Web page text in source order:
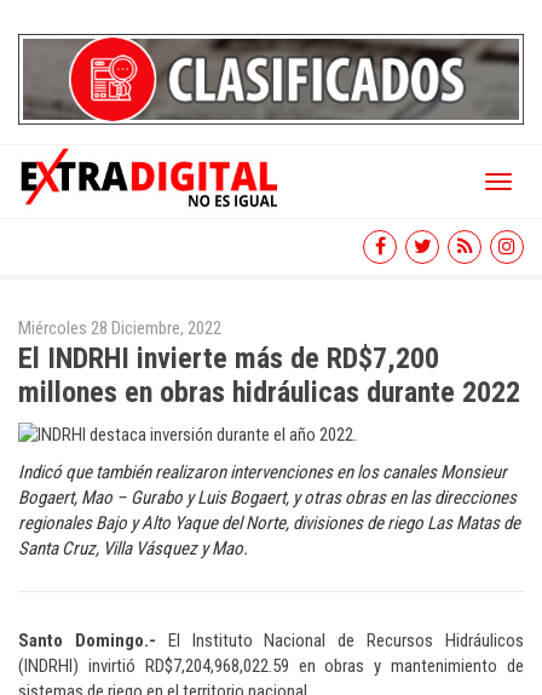
Toggle
Miércoles 28 Diciembre, 2022
El INDRHI invierte más de RD$7,200
millones en obras hidráulicas durante 2022
Indicó que también realizaron intervenciones en los canales Monsieur
Bogaert, Mao – Gurabo y Luis Bogaert, y otras obras en las direcciones
regionales Bajo y Alto Yaque del Norte, divisiones de riego Las Matas de
Santa Cruz, Villa Vásquez y Mao.
Santo Domingo.- El Instituto Nacional de Recursos Hidráulicos
(INDRHI) invirtió RD$7,204,968,022.59 en obras y mantenimiento de